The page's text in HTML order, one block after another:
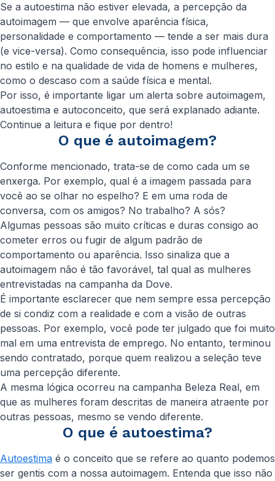
Se a autoestima não estiver elevada, a percepção da
autoimagem — que envolve aparência física,
personalidade e comportamento — tende a ser mais dura
(e vice-versa). Como consequência, isso pode influenciar
no estilo e na qualidade de vida de homens e mulheres,
como o descaso com a saúde física e mental.
Por isso, é importante ligar um alerta sobre autoimagem,
autoestima e autoconceito, que será explanado adiante.
Continue a leitura e fique por dentro!
O que é autoimagem?
Conforme mencionado, trata-se de como cada um se
enxerga. Por exemplo, qual é a imagem passada para
você ao se olhar no espelho? E em uma roda de
conversa, com os amigos? No trabalho? A sós?
Algumas pessoas são muito críticas e duras consigo ao
cometer erros ou fugir de algum padrão de
comportamento ou aparência. Isso sinaliza que a
autoimagem não é tão favorável, tal qual as mulheres
entrevistadas na campanha da Dove.
É importante esclarecer que nem sempre essa percepção
de si condiz com a realidade e com a visão de outras
pessoas. Por exemplo, você pode ter julgado que foi muito
mal em uma entrevista de emprego. No entanto, terminou
sendo contratado, porque quem realizou a seleção teve
uma percepção diferente.
A mesma lógica ocorreu na campanha Beleza Real, em
que as mulheres foram descritas de maneira atraente por
outras pessoas, mesmo se vendo diferente.
O que é autoestima?
Autoestima é o conceito que se refere ao quanto podemos
ser gentis com a nossa autoimagem. Entenda que isso não